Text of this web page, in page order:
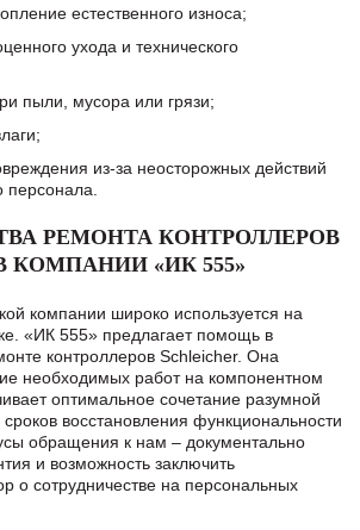
естественного износа;
ухода и технического
пыли, мусора или грязи;
из-за неосторожных действий
РЕМОНТА КОНТРОЛЛЕРОВ
В КОМПАНИИ «ИК 555»
компании широко используется на
«ИК 555» предлагает помощь в
контроллеров Schleicher. Она
необходимых работ на компонентном
оптимальное сочетание разумной
восстановления функциональности
обращения к нам – документально
и возможность заключить
о сотрудничестве на персональных